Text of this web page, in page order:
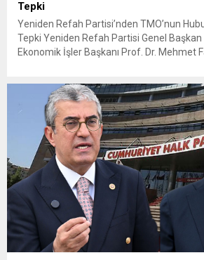
Tepki
Yeniden Refah Partisi’nden TMO’nun
Tepki Yeniden Refah Partisi Genel Başkan
Ekonomik İşler Başkanı Prof. Dr. Mehmet
fiyatların çiftçinin artan maliyetlerini
olduğunu savunarak fiyatların yeniden
çağrısında...